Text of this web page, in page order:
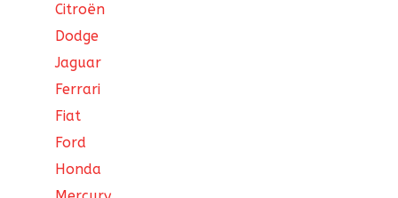
Citroën
Dodge
Jaguar
Ferrari
Fiat
Ford
Honda